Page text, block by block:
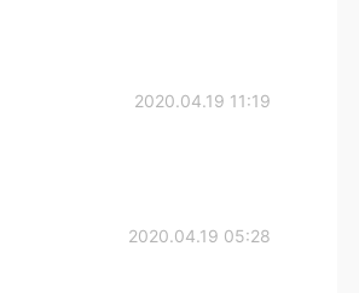
2020.04.19 11:19
2020.04.19 05:28